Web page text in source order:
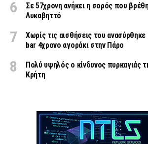
Σε 57χρονη ανήκει η σορός που
Λυκαβηττό
Χωρίς τις αισθήσεις του
bar 4χρονο αγοράκι στην Πάρο
Πολύ υψηλός ο κίνδυνος πυρκαγιάς
Κρήτη